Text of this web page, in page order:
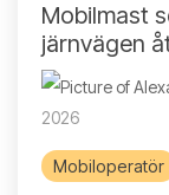
Mobilmast
järnvägen
2026
Mobiloperatör